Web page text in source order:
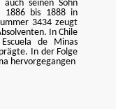
seinen Sohn
1886 bis 1888 in
3434 zeugt
In Chile
de Minas
In der Folge
hervorgegangen